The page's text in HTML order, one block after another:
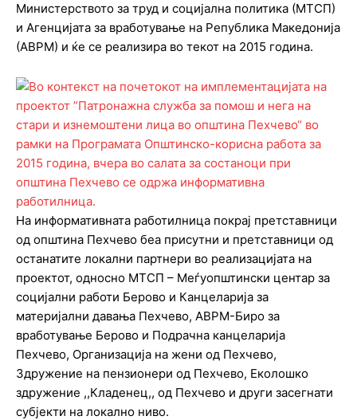
Министерството за труд и социјална политика (МТСП)
и Агенцијата за вработување на Република Македонија
(АВРМ) и ќе се реализира во текот на 2015 година.
На информативната работилница покрај претставници
од општина Пехчево беа присутни и претставници од
останатите локални партнери во реализацијата на
проектот, односно МТСП – Меѓуопштински центар за
социјални работи Берово и Канцеларија за
материјални давања Пехчево, АВРМ-Биро за
вработување Берово и Подрачна канцеларија
Пехчево, Организација на жени од Пехчево,
Здружение на пензионери од Пехчево, Еколошко
здружение ,,Кладенец,, од Пехчево и други засегнати
субјекти на локално ниво.